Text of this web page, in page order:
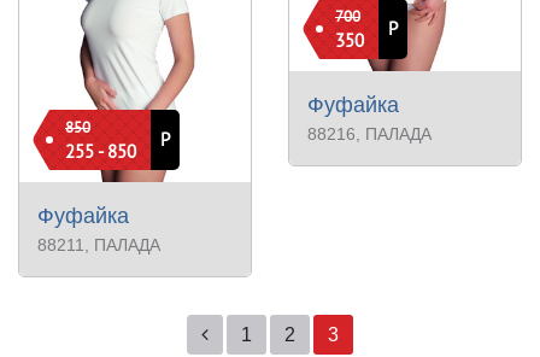
850
255 - 850
Р
Фуфайка
88211 , ПАЛАДА
700
350
Р
Фуфайка
88216, ПАЛАДА
1 2 3